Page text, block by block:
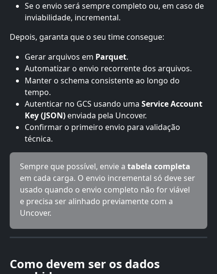
Se o envio será sempre completo ou, em caso de
inviabilidade, incremental.
Depois, garanta que o seu time consegue:
Gerar arquivos em Parquet.
Automatizar o envio recorrente dos arquivos.
Manter o schema consistente ao longo do
tempo.
Autenticar no GCS usando uma Service Account
Key (JSON) enviada pela Uncover.
Confirmar o primeiro envio para validação
técnica.
Sempre que possível, envie a tabela completa
em cada carga. O envio incremental só deve ser
usado quando o envio completo não for viável
e precisa ser alinhado previamente com a
Uncover.
Como devem ser os dados